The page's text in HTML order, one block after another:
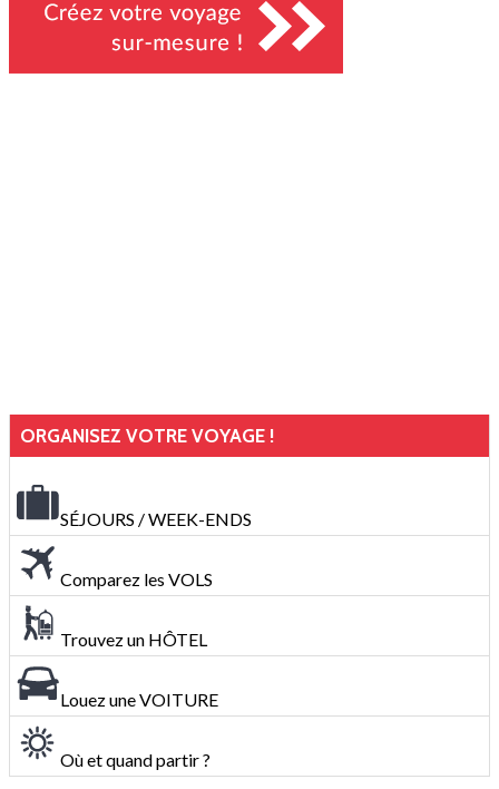
ORGANISEZ VOTRE VOYAGE !
SÉJOURS / WEEK-ENDS
Comparez les VOLS
Trouvez un HÔTEL
Louez une VOITURE
Où et quand partir ?